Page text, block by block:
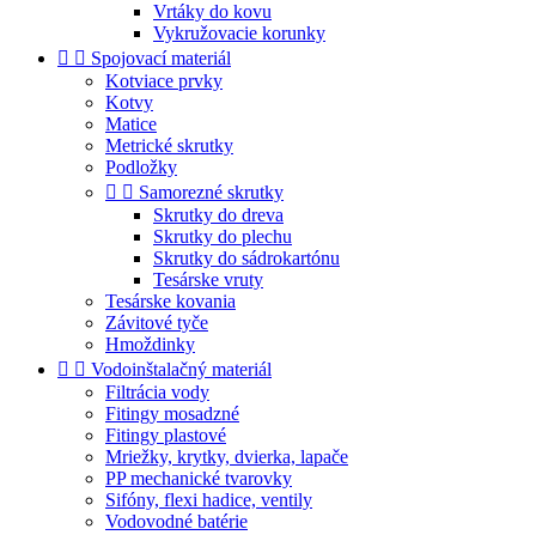
Vrtáky do kovu
Vykružovacie korunky
  Spojovací materiál
Kotviace prvky
Kotvy
Matice
Metrické skrutky
Podložky
  Samorezné skrutky
Skrutky do dreva
Skrutky do plechu
Skrutky do sádrokartónu
Tesárske vruty
Tesárske kovania
Závitové tyče
Hmoždinky
  Vodoinštalačný materiál
Filtrácia vody
Fitingy mosadzné
Fitingy plastové
Mriežky, krytky, dvierka, lapače
PP mechanické tvarovky
Sifóny, flexi hadice, ventily
Vodovodné batérie